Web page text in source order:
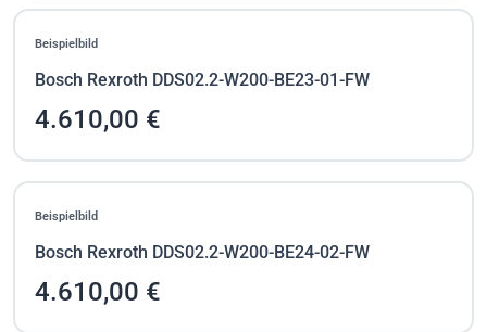
Beispielbild
Bosch Rexroth DDS02.2-W200-BE23-01-FW
4.610,00 €
Beispielbild
Bosch Rexroth DDS02.2-W200-BE24-02-FW
4.610,00 €